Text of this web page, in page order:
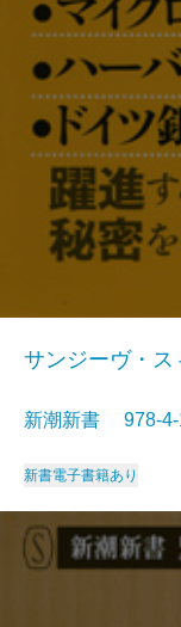
サンジーヴ・ス
新潮新書 978-
新書電子書籍あり